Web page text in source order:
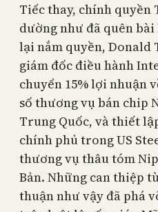
Tiếc thay, chính quyền
dường như đã quên
lại nắm quyền, Donald
giám đốc điều hành
chuyển 15% lợi nhuận
số thương vụ bán chip
Trung Quốc, và thiết
chính phủ trong US
thương vụ thâu tóm
Bản. Những can thiệp
thuận như vậy đã phá